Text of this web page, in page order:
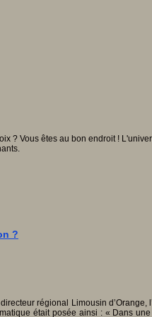
? Vous êtes au bon endroit !
?
régional Limousin
était posée ainsi : « Dans